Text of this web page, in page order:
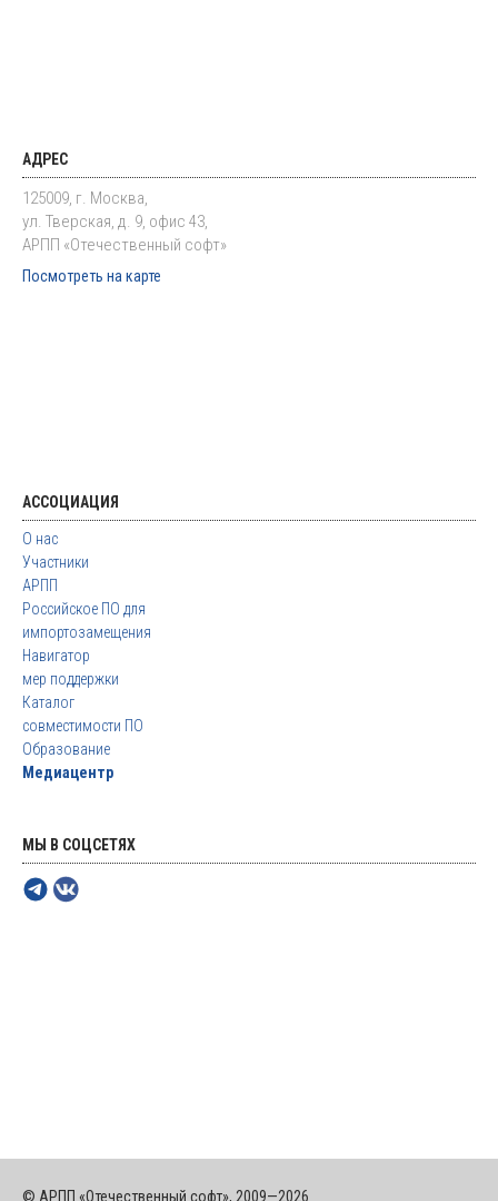
АДРЕС
125009, г. Москва,
ул. Тверская, д. 9, офис 43,
АРПП «Отечественный софт»
Посмотреть на карте
АССОЦИАЦИЯ
О нас
Участники
АРПП
Российское ПО для
импортозамещения
Навигатор
мер поддержки
Каталог
совместимости ПО
Образование
Медиацентр
МЫ В СОЦСЕТЯХ
© АРПП «Отечественный софт», 2009—2026